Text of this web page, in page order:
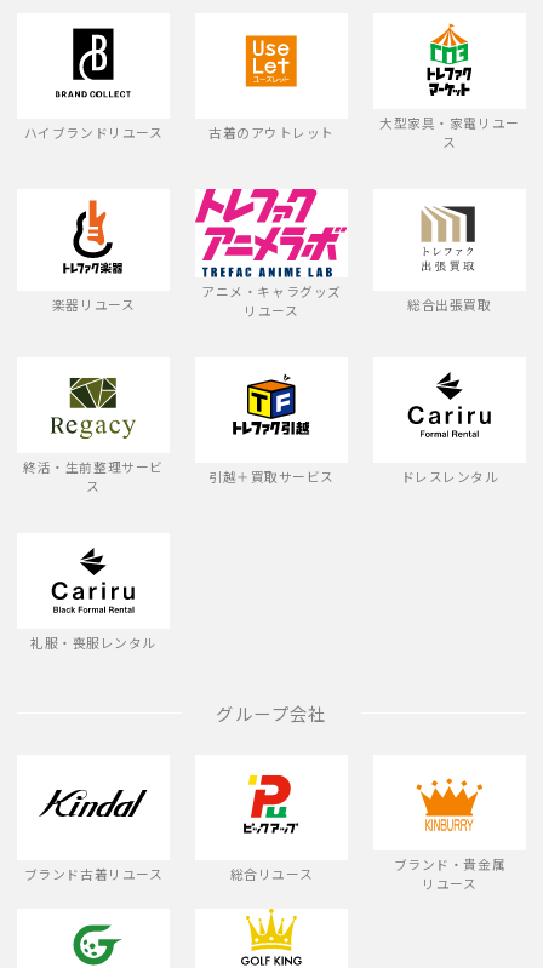
ハイブランドリユース 古着のアウトレット
大型家具・家電リユー
ス
楽器リユース
アニメ・キャラグッズ
リユース
総合出張買取
終活・生前整理サービ
ス
引越＋買取サービス ドレスレンタル
礼服・喪服レンタル
グループ会社
ブランド古着リユース 総合リユース
ブランド・貴金属
リユース